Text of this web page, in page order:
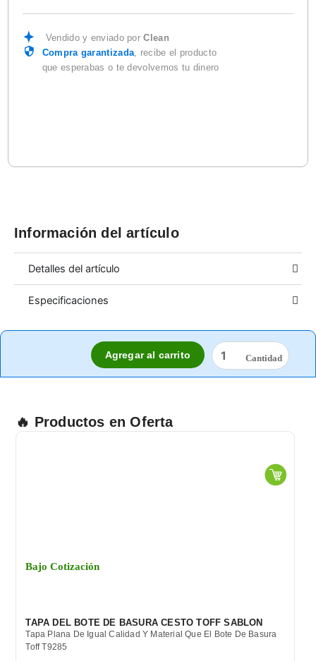
GRIS
cantidad
Vendido y enviado porClean
Compra garantizada , recibe el producto
que esperabas o te devolvemos tu dinero
Información del artículo
Detalles del artículo
Especificaciones
LENTE
EXPO
MICA
Agregar al carrito
🔥 Productos en Oferta
Bajo Cotización
TAPA DEL BOTE DE BASURA CESTO TOFF SABLON
Tapa Plana De Igual Calidad Y Material Que El Bote De Basura
Toff T9285